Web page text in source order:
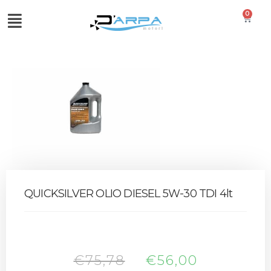
0
QUICKSILVER OLIO DIESEL 5W-30 TDI 4lt
€75,78 €56,00